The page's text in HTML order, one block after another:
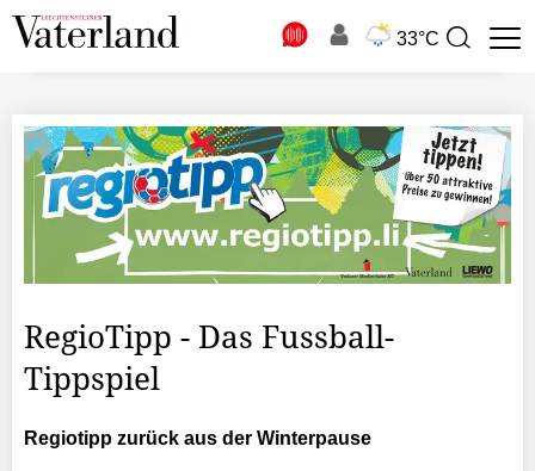
33°C
Suchbegriff
RegioTipp - Das Fussball-
Tippspiel
Regiotipp zurück aus der Winterpause